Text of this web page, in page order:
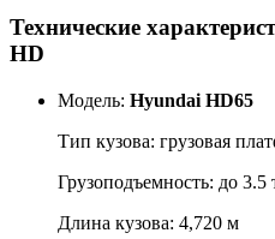
Технические
HD
Модель: Hyundai HD65
Тип кузова: грузовая
Грузоподъемность: до 3.5
Длина кузова: 4,720 м